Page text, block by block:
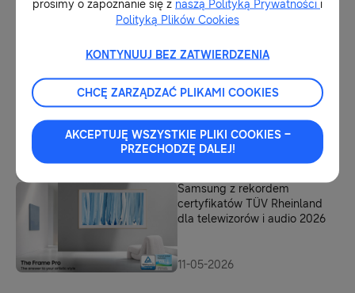
Kwiaty, bestie i ukraińska
dusza. Obrazy Marii
Samsung Art Store
13-05-2026
Kiedy technologia łączy się z
współpracy z kultowym
tytułem „Diabeł ubiera się u
Prady 2”
Samsung z rekordem
certyfikatów TÜV Rheinland
dla telewizorów i audio 2026
11-05-2026
prosimy o zapoznanie się z naszą Polityką Prywatności i
Polityką Plików Cookies
KONTYNUUJ BEZ ZATWIERDZENIA
CHCĘ ZARZĄDZAĆ PLIKAMI COOKIES
AKCEPTUJĘ WSZYSTKIE PLIKI COOKIES –
PRZECHODZĘ DALEJ!